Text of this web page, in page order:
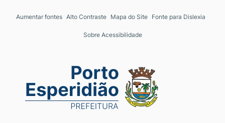
Seção de atalhos e links
Ir para a busca [alt+3]
Aumentar fontes Alto Contraste Mapa do Site Fonte para Dislexia
Sobre Acessibilidade
Seção do menu principal